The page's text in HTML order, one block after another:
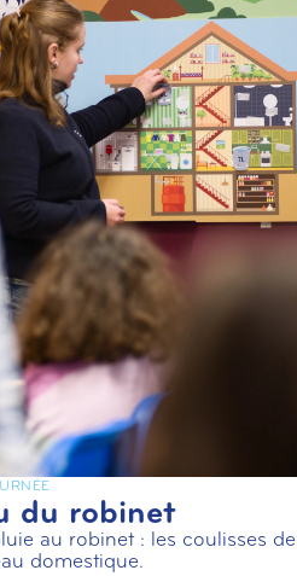
du robinet
au robinet : les coulisses de
domestique.